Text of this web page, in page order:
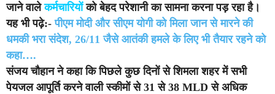
जाने वालेकर्मचारियोंको बेहद परेशानी का सामना करना पड़ रहा है।
यह भी पढ़े:-पीएम मोदी और सीएम योगी को मिला जान से मारने की
धमकी भरा संदेश, 26/11 जैसे आतंकी हमले के लिए भी तैयार रहने को
कहा….
संजय चौहान ने कहा कि पिछले कुछ दिनों से शिमला शहर में सभी
पेयजल आपूर्ति करने वाली स्कीमों से 31 से 38 MLD से अधिक